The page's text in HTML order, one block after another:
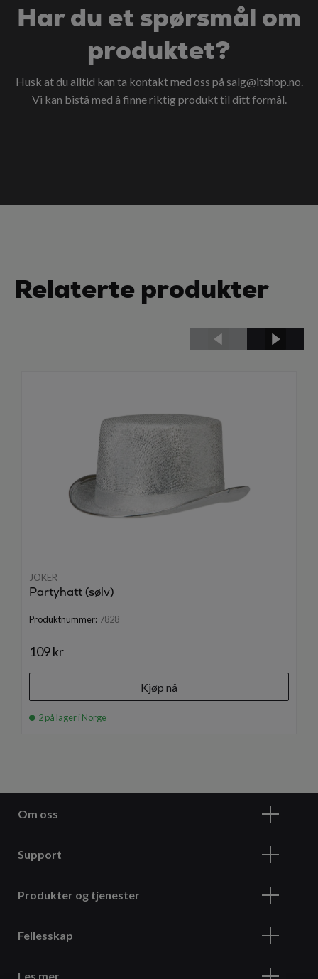
Har du et spørsmål om
produktet?
Husk at du alltid kan ta kontakt med oss på salg@itshop.no.
Vi kan bistå med å finne riktig produkt til ditt formål.
Relaterte produkter
JOKER
Partyhatt (sølv)
Produktnummer: 7828
109 kr
Kjøp nå
2 på lager i Norge
Om oss
Support
Produkter og tjenester
Fellesskap
Les mer